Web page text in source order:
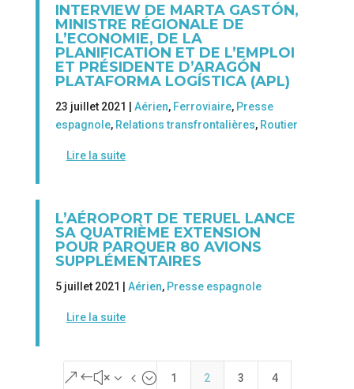
INTERVIEW DE MARTA GASTÓN,
MINISTRE RÉGIONALE DE
L’ECONOMIE, DE LA
PLANIFICATION ET DE L’EMPLOI
ET PRÉSIDENTE D’ARAGÓN
PLATAFORMA LOGÍSTICA (APL)
23 juillet 2021 | Aérien, Ferroviaire, Presse
espagnole, Relations transfrontalières, Routier
Lire la suite
L’AÉROPORT DE TERUEL LANCE
SA QUATRIÈME EXTENSION
POUR PARQUER 80 AVIONS
SUPPLÉMENTAIRES
5 juillet 2021 | Aérien, Presse espagnole
Lire la suite
&#x34; 1 2 3 4